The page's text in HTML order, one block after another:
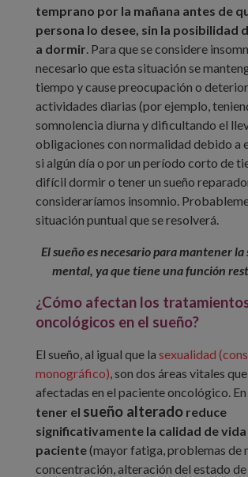
temprano por la mañana antes de
persona lo desee, sin la posibilidad
a dormir. Para que se considere
necesario que esta situación se
tiempo y cause preocupación o
actividades diarias (por ejemplo,
somnolencia diurna y dificultando el
obligaciones con normalidad debido a
si algún día o por un período corto de
difícil dormir o tener un sueño
consideraríamos insomnio.
situación puntual que se resolverá.
El sueño es necesario para mantener la
mental, ya que tiene una función
¿Cómo afectan los
oncológicos en el sueño?
El sueño, al igual que la sexualidad
monográfico), son dos áreas vitales
afectadas en el paciente oncológico.
tener el sueño alteradoreduce
significativamente la calidad de vida
paciente(mayor fatiga, problemas de
concentración, alteración del estado de